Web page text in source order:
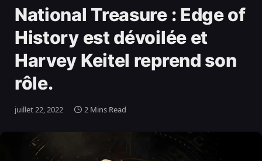
National Treasure : Edge of
History est dévoilée et
Harvey Keitel reprend son
rôle.
juillet 22, 2022 2 Mins Read